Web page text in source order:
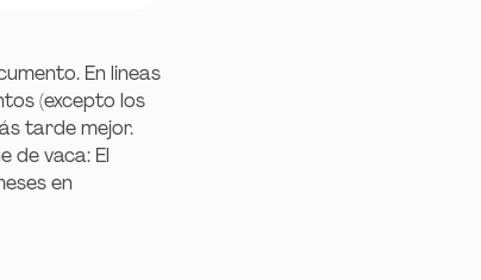
En lineas
(excepto los
tarde mejor.
de vaca: El
en